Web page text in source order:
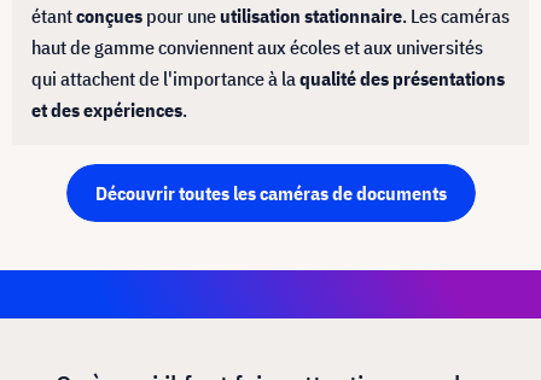
étantconçues pour uneutilisation stationnaire. Les caméras
haut de gamme conviennent aux écoles et aux universités
qui attachent de l'importance à laqualité des présentations
et des expériences.
Découvrir toutes les caméras de documents